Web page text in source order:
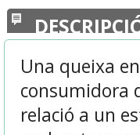
Una queixa
consumidora
relació a un